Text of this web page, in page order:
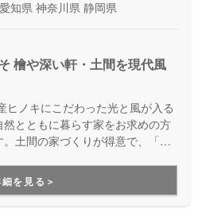
愛知県 神奈川県 静岡県
檜や深い軒・土間を現代風
ヒノキにこだわった光と風が入る
とともに暮らす家をお求めの方
土間の家づくりが得意で、「た
カーそのままで玄関に入れる、
る、そんな暮らしが変わる住ま
とが大きな魅力になっていま
を見る＞